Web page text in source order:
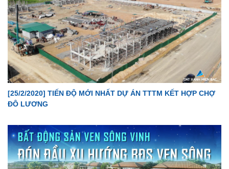
[25/2/2020] TIẾN ĐỘ MỚI NHẤT DỰ ÁN TTTM KẾT HỢP CHỢ
ĐÔ LƯƠNG